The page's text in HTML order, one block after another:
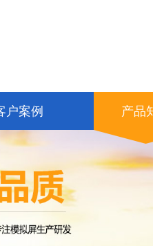
户案例 产品